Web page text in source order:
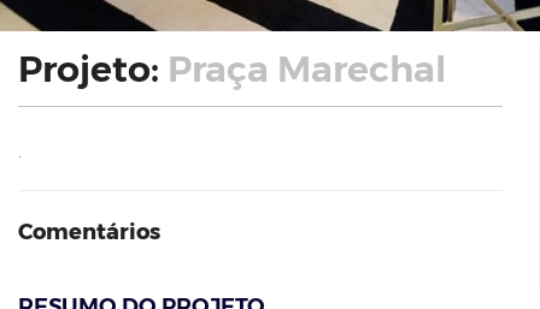
Projeto: Praça Marechal
Comentários